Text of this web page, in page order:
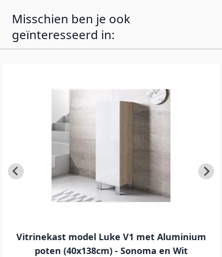
Misschien ben je ook
geïnteresseerd in:
Vitrinekast model Luke V1 met Aluminium
poten (40x138cm) - Sonoma en Wit